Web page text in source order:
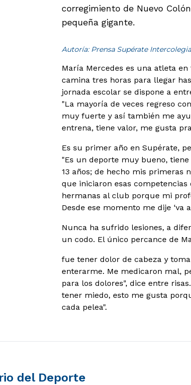
corregimiento de Nuevo
pequeña gigante.
Autoría: Prensa Supérate
María Mercedes es una atleta
camina tres horas para llegar
jornada escolar se dispone a
"La mayoría de veces regreso
muy fuerte y así también me
entrena, tiene valor, me gusta
Es su primer año en Supérate,
"Es un deporte muy bueno,
13 años; de hecho mis primeras
que iniciaron esas
hermanas al club porque mi
Desde ese momento me dije ‘va
Nunca ha sufrido lesiones, a
un codo. El único percance de
fue tener dolor de cabeza y
enterarme. Me medicaron mal,
para los dolores", dice entre risas.
tener miedo, esto me gusta
cada pelea".
del Deporte